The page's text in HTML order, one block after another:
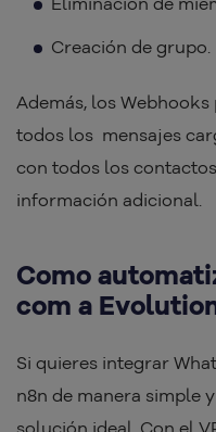
Creación de grupo.
Además, los
todos los mensajes
con todos los
información adicional.
Como
com a
Si quieres integrar
n8n de manera simple
solución ideal. Con el